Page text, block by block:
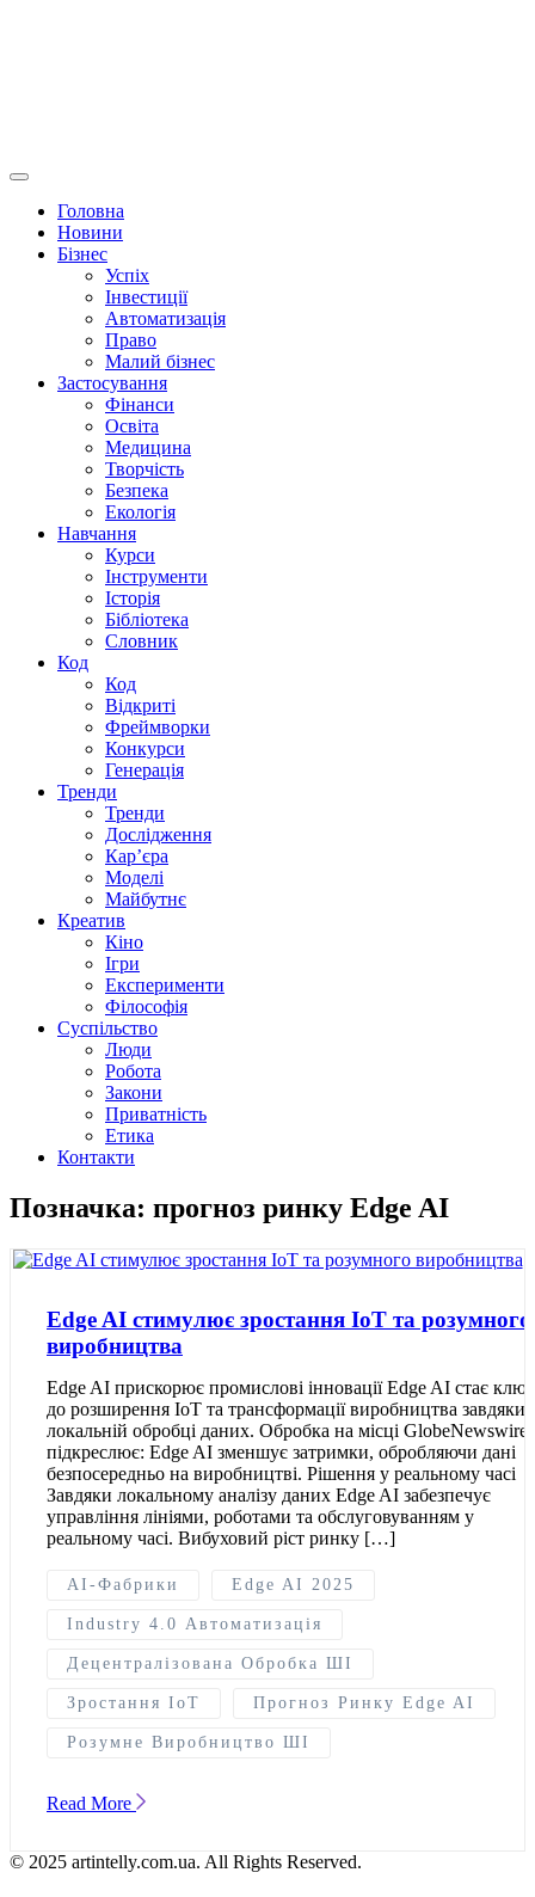
Головна
Новини
Бізнес
Успіх
Інвестиції
Автоматизація
Право
Малий бізнес
Застосування
Фінанси
Освіта
Медицина
Творчість
Безпека
Екологія
Навчання
Курси
Інструменти
Історія
Бібліотека
Словник
Код
Код
Відкриті
Фреймворки
Конкурси
Генерація
Тренди
Тренди
Дослідження
Кар’єра
Моделі
Майбутнє
Креатив
Кіно
Ігри
Експерименти
Філософія
Суспільство
Люди
Робота
Закони
Приватність
Етика
Контакти
Позначка: прогноз ринку Edge AI
Edge AI стимулює зростання IoT та розумного
виробництва
Edge AI прискорює промислові інновації Edge AI стає
до розширення IoT та трансформації виробництва завдяки
локальній обробці даних. Обробка на місці GlobeNewswire
підкреслює: Edge AI зменшує затримки, обробляючи дані
безпосередньо на виробництві. Рішення у реальному часі
Завдяки локальному аналізу даних Edge AI забезпечує
управління лініями, роботами та обслуговуванням у
реальному часі. Вибуховий ріст ринку […]
AI-Фабрики Edge AI 2025
Industry 4.0 Автоматизація
Децентралізована Обробка ШІ
Зростання IoT Прогноз Ринку Edge AI
Розумне Виробництво ШІ
Read More
© 2025 artintelly.com.ua. All Rights Reserved.